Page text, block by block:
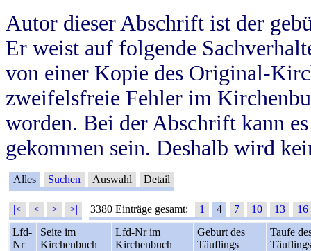
Autor dieser Abschrift ist der
Er weist auf folgende
von einer Kopie des Original-
zweifelsfreie Fehler im
worden. Bei der Abschrift kann
gekommen sein. Deshalb wird
Alles Suchen Auswahl Detail
|< < > >| 3380 Einträge gesamt: 1 4 7 10 13
16
Lfd-
Nr
Seite im
Kirchenbuch
Lfd-Nr im
Kirchenbuch
Geburt des
Täuflings
Taufe
Täuflings